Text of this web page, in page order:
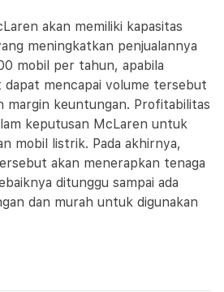
akan memiliki kapasitas
meningkatkan penjualannya
mobil per tahun, apabila
mencapai volume tersebut
margin keuntungan. Profitabilitas
keputusan McLaren untuk
mobil listrik. Pada akhirnya,
akan menerapkan tenaga
ditunggu sampai ada
dan murah untuk digunakan